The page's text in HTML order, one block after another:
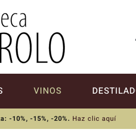
VINOS
-10%, -15%, -20%. Haz clic aquí